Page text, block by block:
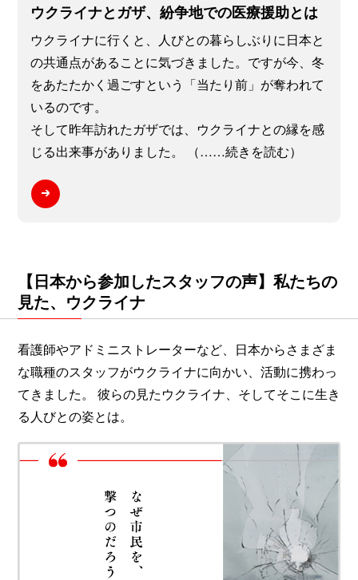
ウクライナとガザ、紛争地での医療援助とは
ウクライナに行くと、人びとの暮らしぶりに日本と
の共通点があることに気づきました。ですが今、冬
をあたたかく過ごすという「当たり前」が奪われて
いるのです。
そして昨年訪れたガザでは、ウクライナとの縁を感
じる出来事がありました。 （……続きを読む）
【日本から参加したスタッフの声】私たちの
見た、ウクライナ
看護師やアドミニストレーターなど、日本からさまざま
な職種のスタッフがウクライナに向かい、活動に携わっ
てきました。 彼らの見たウクライナ、そしてそこに生き
る人びとの姿とは。